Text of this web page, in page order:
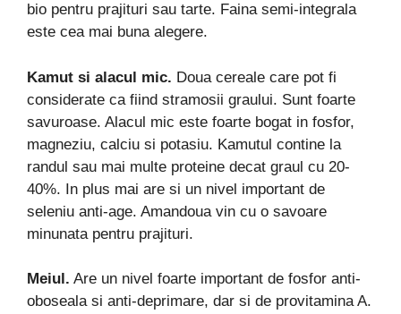
bio pentru prajituri sau tarte. Faina semi-integrala
este cea mai buna alegere.
Kamut si alacul mic. Doua cereale care pot fi
considerate ca fiind stramosii graului. Sunt foarte
savuroase. Alacul mic este foarte bogat in fosfor,
magneziu, calciu si potasiu. Kamutul contine la
randul sau mai multe proteine decat graul cu 20-
40%. In plus mai are si un nivel important de
seleniu anti-age. Amandoua vin cu o savoare
minunata pentru prajituri.
Meiul. Are un nivel foarte important de fosfor anti-
oboseala si anti-deprimare, dar si de provitamina A.